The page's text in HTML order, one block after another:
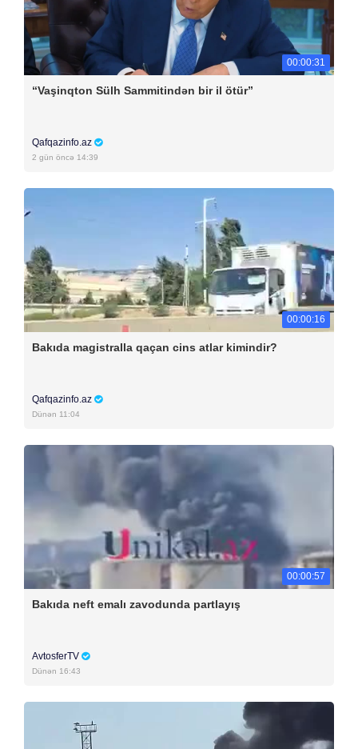
00:00:31
“Vaşinqton Sülh Sammitindən bir il ötür”
Qafqazinfo.az
2 gün öncə 14:39
00:00:16
Bakıda magistralla qaçan cins atlar kimindir?
Qafqazinfo.az
Dünən 11:04
00:00:57
Bakıda neft emalı zavodunda partlayış
AvtosferTV
Dünən 16:43